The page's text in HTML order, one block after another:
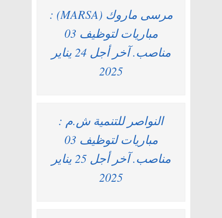
مرسى ماروك (MARSA) :
مباريات لتوظيف 03
مناصب. آخر أجل 24 يناير
2025
النواصر للتنمية ش.م :
مباريات لتوظيف 03
مناصب. آخر أجل 25 يناير
2025